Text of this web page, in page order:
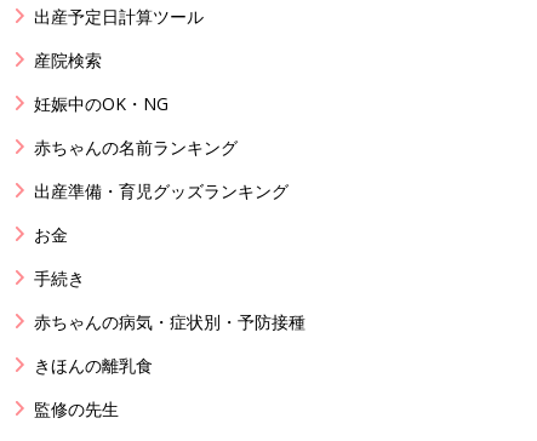
出産予定日計算ツール
産院検索
妊娠中のOK・NG
赤ちゃんの名前ランキング
出産準備・育児グッズランキング
お金
手続き
赤ちゃんの病気・症状別・予防接種
きほんの離乳食
監修の先生